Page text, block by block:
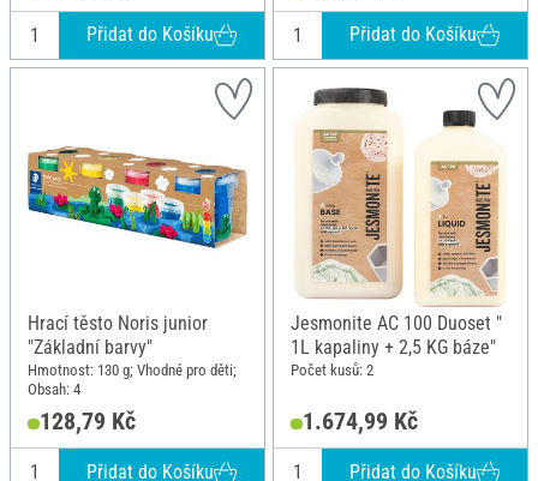
Přidat do Košíku Přidat do Košíku
Hrací těsto Noris junior
"Základní barvy"
Hmotnost: 130 g; Vhodné pro děti;
Obsah: 4
128,79 Kč
Přidat do Košíku
Jesmonite AC 100 Duoset "
1L kapaliny + 2,5 KG báze"
Počet kusů: 2
1.674,99 Kč
Přidat do Košíku